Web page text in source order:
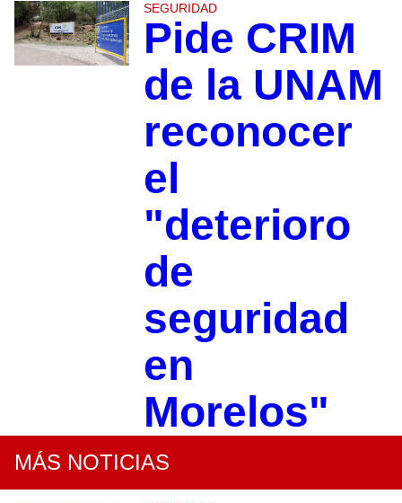
SEGURIDAD
Pide CRIM
de la UNAM
reconocer
el
"deterioro
de
seguridad
en
Morelos"
MÁS NOTICIAS